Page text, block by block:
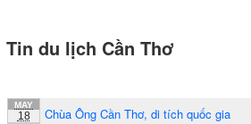
Tin du lịch Cần Thơ
MAY
18 Chùa Ông Cần Thơ, di tích quốc gia